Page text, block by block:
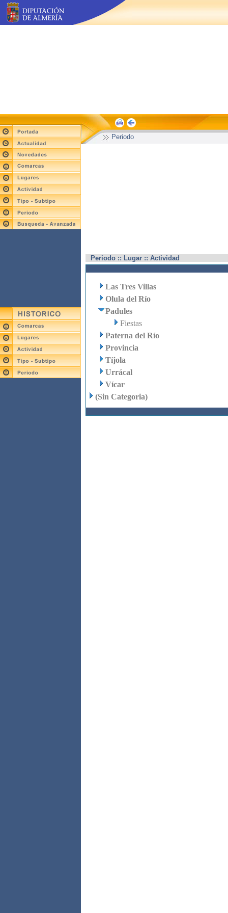
Periodo
Periodo :: Lugar :: Actividad
Las Tres Villas
Olula del Río
Padules
Fiestas
Paterna del Río
Provincia
Tíjola
Urrácal
Vícar
(Sin Categoria)